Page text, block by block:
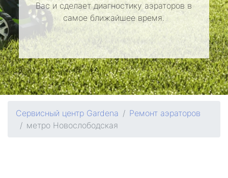
Вас и сделает диагностику аэраторов в
самое ближайшее время.
Сервисный центр Gardena
Ремонт аэраторов
метро Новослободская